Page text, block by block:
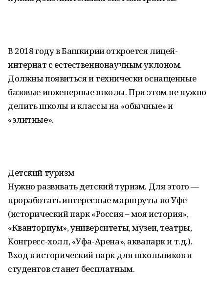
В 2018 году в Башкирии откроется лицей-
интернат с естественнонаучным уклоном.
Должны появиться и технически оснащенные
базовые инженерные школы. При этом не нужно
делить школы и классы на «обычные» и
«элитные».
Детский туризм
Нужно развивать детский туризм. Для этого —
проработать интересные маршруты по Уфе
(исторический парк «Россия – моя история»,
«Кванториум», университеты, музеи, театры,
Конгресс-холл, «Уфа-Арена», аквапарк и т.д.).
Вход в исторический парк для школьников и
студентов станет бесплатным.